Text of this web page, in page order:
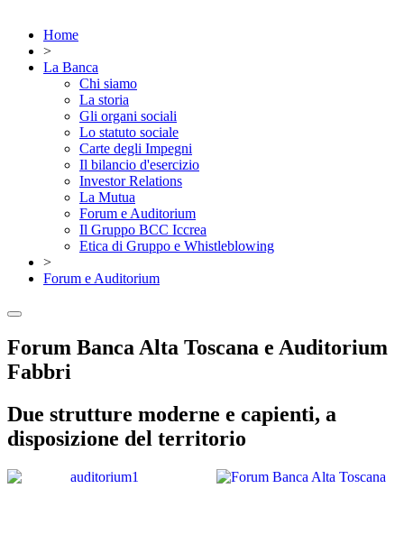
Home
>
La Banca
Chi siamo
La storia
Gli organi sociali
Lo statuto sociale
Carte degli Impegni
Il bilancio d'esercizio
Investor Relations
La Mutua
Forum e Auditorium
Il Gruppo BCC Iccrea
Etica di Gruppo e Whistleblowing
>
Forum e Auditorium
Forum Banca Alta Toscana e Auditorium
Fabbri
Due strutture moderne e capienti, a
disposizione del territorio